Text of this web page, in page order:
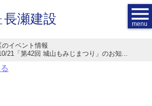
長瀬建設 menu
イベント情報
21「第42回 城山もみじまつり」のお知...